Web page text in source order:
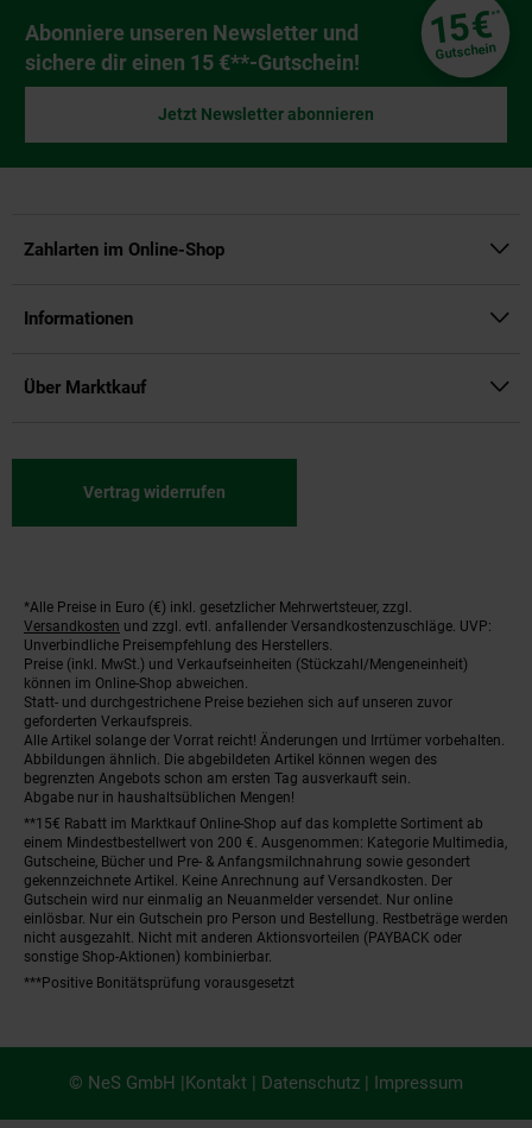
Newsletter Anmeldung
Abonniere unseren Newsletter und
sichere dir einen 15 €**-Gutschein!
15€**
Gutschein
Jetzt Newsletter abonnieren
Zahlarten im Online-Shop
Informationen
Über Marktkauf
Vertrag widerrufen
Fußnoten
*Alle Preise in Euro (€) inkl. gesetzlicher Mehrwertsteuer, zzgl.
Versandkosten und zzgl. evtl. anfallender Versandkostenzuschläge. UVP:
Unverbindliche Preisempfehlung des Herstellers.
Preise (inkl. MwSt.) und Verkaufseinheiten (Stückzahl/Mengeneinheit)
können im Online-Shop abweichen.
Statt- und durchgestrichene Preise beziehen sich auf unseren zuvor
geforderten Verkaufspreis.
Alle Artikel solange der Vorrat reicht! Änderungen und Irrtümer vorbehalten.
Abbildungen ähnlich. Die abgebildeten Artikel können wegen des
begrenzten Angebots schon am ersten Tag ausverkauft sein.
Abgabe nur in haushaltsüblichen Mengen!
**15€ Rabatt im Marktkauf Online-Shop auf das komplette Sortiment ab
einem Mindestbestellwert von 200 €. Ausgenommen: Kategorie Multimedia,
Gutscheine, Bücher und Pre- & Anfangsmilchnahrung sowie gesondert
gekennzeichnete Artikel. Keine Anrechnung auf Versandkosten. Der
Gutschein wird nur einmalig an Neuanmelder versendet. Nur online
einlösbar. Nur ein Gutschein pro Person und Bestellung. Restbeträge werden
nicht ausgezahlt. Nicht mit anderen Aktionsvorteilen (PAYBACK oder
sonstige Shop-Aktionen) kombinierbar.
***Positive Bonitätsprüfung vorausgesetzt
© NeS GmbH |Kontakt | Datenschutz | Impressum